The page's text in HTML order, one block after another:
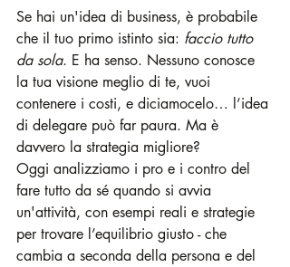
Se hai un'idea di business, è probabile
che il tuo primo istinto sia: faccio tutto
da sola. E ha senso. Nessuno conosce
la tua visione meglio di te, vuoi
contenere i costi, e diciamocelo… l’idea
di delegare può far paura. Ma è
davvero la strategia migliore?
Oggi analizziamo i pro e i contro del
fare tutto da sé quando si avvia
un'attività, con esempi reali e strategie
per trovare l’equilibrio giusto - che
cambia a seconda della persona e del